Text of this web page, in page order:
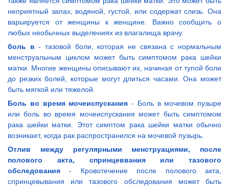
неприятный запах, водяной, густой, или содержат слизь. Она
варьируется от женщины к женщине. Важно сообщить о
любых необычных выделениях из влагалища врачу.
боль в- тазовой боли, которая не связана с нормальным
менструальным циклом может быть симптомом рака шейки
матки. Многие женщины описывают их, начиная от тупой боли
до резких болей, которые могут длиться часами. Она может
быть мягкой или тяжелой.
Боль во время мочеиспускания - Боль в мочевом пузыре
или боль во время мочеиспускания может быть симптомом
рака шейки матки. Этот симптом рака шейки матки обычно
возникает, когда рак распространился на мочевой пузырь.
Отлив между регулярными менструациями, после
полового акта, спринцеввания или тазового
обследования- Кровотечение после полового акта,
спринцевывания или тазового обследования может быть